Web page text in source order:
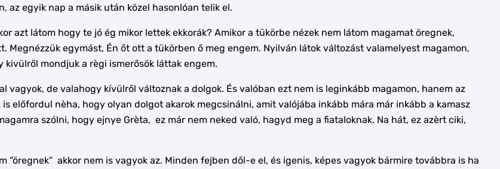
az egyik nap a másik után közel hasonlóan telik el.
azt látom hogy te jó ég mikor lettek ekkorák? Amikor a tükörbe nézek nem látom magamat öregnek,
Megnézzük egymást, Én őt ott a tükörben ő meg engem. Nyilván látok változást valamelyest magamon,
mondjuk a règi ismerősök láttak engem.
vagyok, de valahogy kívülről változnak a dolgok. És valóban ezt nem is leginkább magamon, hanem az
előfordul nèha, hogy olyan dolgot akarok megcsinálni, amit valójába inkább mára már inkább a kamasz
szólni, hogy ejnye Grèta, ez már nem neked való, hagyd meg a fiataloknak. Na hát, ez azèrt ciki,
“öregnek” akkor nem is vagyok az. Minden fejben dől-e el, és igenis, képes vagyok bármire továbbra is ha